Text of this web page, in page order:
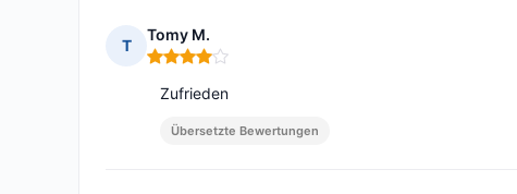
T
Tomy M.
Hinweis: 4 von 5
Zufrieden
Übersetzte Bewertungen